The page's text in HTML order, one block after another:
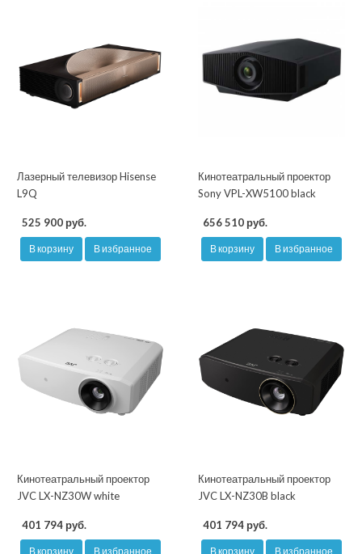
Лазерный телевизор Hisense
L9Q
525 900 руб.
В корзину В избранное
Кинотеатральный проектор
Sony VPL-XW5100 black
656 510 руб.
В корзину В избранное
Кинотеатральный проектор
JVC LX-NZ30W white
401 794 руб.
В корзину В избранное
Кинотеатральный проектор
JVC LX-NZ30B black
401 794 руб.
В корзину В избранное